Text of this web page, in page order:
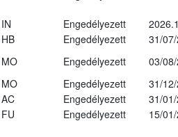
IN Engedélyezett
HB Engedélyezett
31/
MO Engedélyezett
03/
MO Engedélyezett
31/
AC Engedélyezett
31/
FU Engedélyezett
15/